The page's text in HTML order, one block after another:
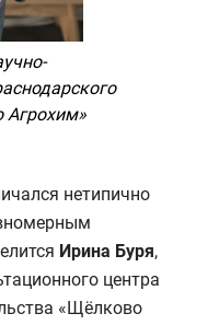
Агрохим»
нетипично
Ирина Буря,
центра
«Щёлково